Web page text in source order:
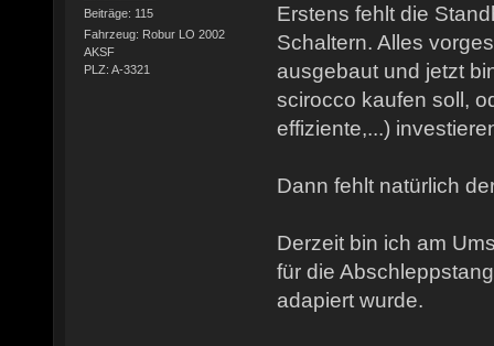
Beiträge: 115
Fahrzeug: Robur LO 2002
AKSF
PLZ: A-3321
Erstens fehlt die
Schaltern. Alles
ausgebaut und jetzt
scirocco kaufen soll,
effiziente,...)
Dann fehlt natürlich
Derzeit bin ich am
für die
adapiert wurde.